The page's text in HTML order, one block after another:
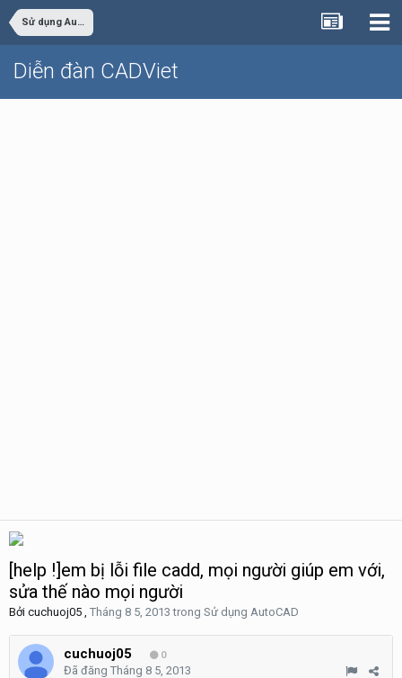
Sử dụng AutoCAD
Diễn đàn CADViet
[help !]em bị lỗi file cadd, mọi người giúp em với,
sửa thế nào mọi người
Bởi cuchuoj05 , Tháng 8 5, 2013trong Sử dụng AutoCAD
cuchuoj05 0
Đã đăng Tháng 8 5, 2013